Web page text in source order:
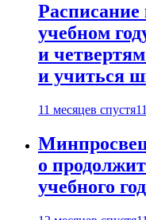
Расписание
учебном
и
и учиться
11 месяцев спустя
о
учебного